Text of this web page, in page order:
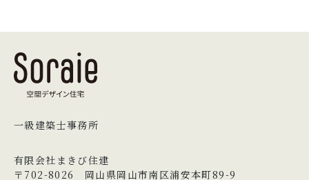
一級建築士事務所
有限会社まきび住建
〒702-8026 岡山県岡山市南区浦安本町89-9